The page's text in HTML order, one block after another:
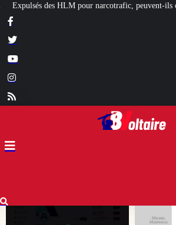
peuvent-ils obtenir un nouveau logement social ?